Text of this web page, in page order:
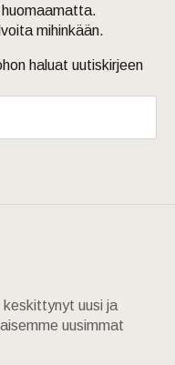
mihinkään.
haluat uutiskirjeen
keskittynyt uusi ja
uusimmat